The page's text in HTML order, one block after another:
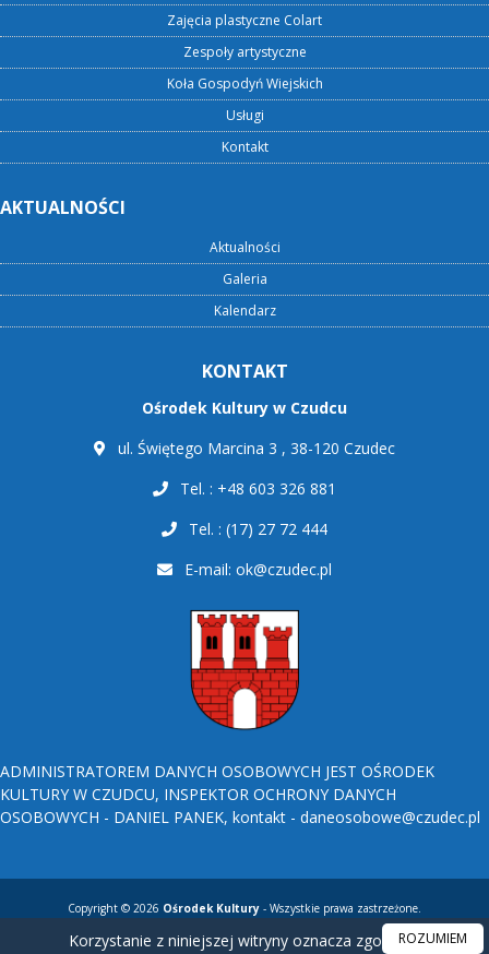
Zajęcia plastyczne Colart
Zespoły artystyczne
Koła Gospodyń Wiejskich
Usługi
Kontakt
AKTUALNOŚCI
Aktualności
Galeria
Kalendarz
KONTAKT
Ośrodek Kultury w Czudcu
ul. Świętego Marcina 3 , 38-120 Czudec
Tel. : +48 603 326 881
Tel. : (17) 27 72 444
E-mail: ok@czudec.pl
ADMINISTRATOREM DANYCH OSOBOWYCH JEST OŚRODEK
KULTURY W CZUDCU, INSPEKTOR OCHRONY DANYCH
OSOBOWYCH - DANIEL PANEK, kontakt - daneosobowe@czudec.pl
Copyright © 2026 Ośrodek Kultury - Wszystkie prawa zastrzeżone.
Korzystanie z niniejszej witryny oznacza zgodę naROZUMIEM